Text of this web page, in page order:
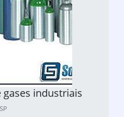
industriais